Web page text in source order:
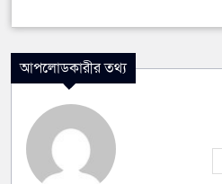
আপলোডকারীর তথ্য